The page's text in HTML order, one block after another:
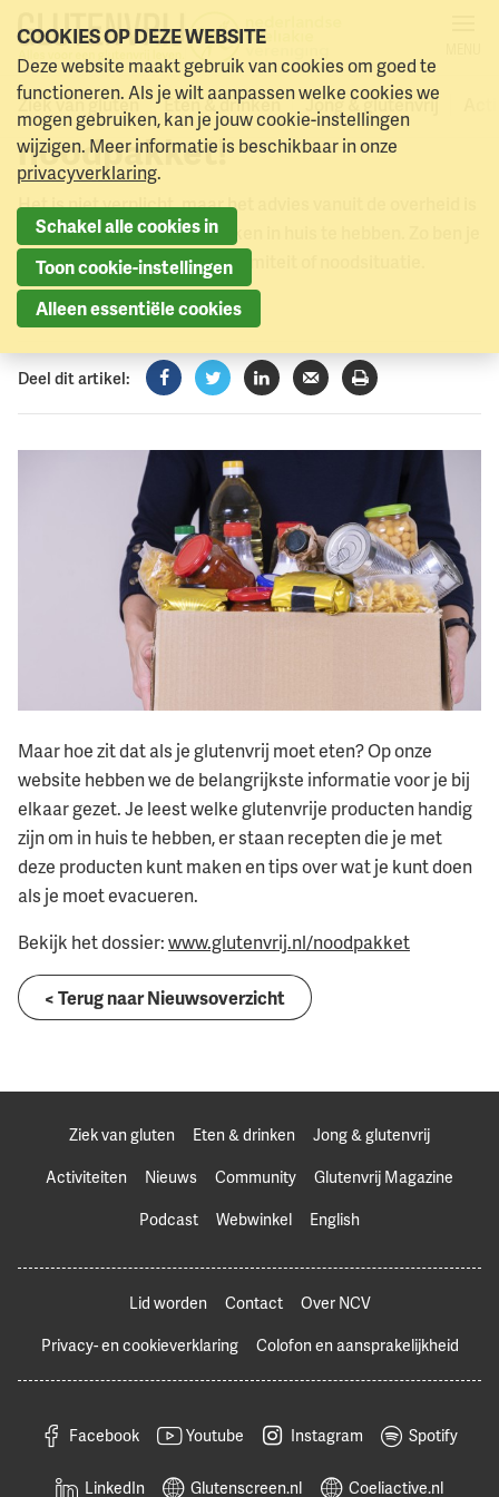
Naar menu Naar hoofdinhoud
Ziek van gluten Eten & drinken Jong & glutenvrij
Nieuw op onze website:
alles over een glutenvrij
noodpakket!
Het is niet verplicht, maar het advies vanuit de overheid is
om voor 72 uur eten en drinken in huis te hebben. Zo ben je
voorbereid op een ramp, calamiteit of noodsituatie.
16 maart 2026
Deel dit artikel:
Facebook
TwitterLinkedInVerzenden
Printen
Maar hoe zit dat als je glutenvrij moet eten? Op onze
website hebben we de belangrijkste informatie voor je bij
elkaar gezet. Je leest welke glutenvrije producten handig
zijn om in huis te hebben, er staan recepten die je met
deze producten kunt maken en tips over wat je kunt doen
als je moet evacueren.
Bekijk het dossier:www.glutenvrij.nl/noodpakket
< Terug naar Nieuwsoverzicht
Ziek van gluten Eten & drinken
Jong & glutenvrij
Activiteiten
Nieuws Community
Glutenvrij Magazine
Podcast
Webwinkel English
Lid worden Contact
Over NCV
Privacy- en cookieverklaring
Colofon en aansprakelijkheid
Facebook Youtube Instagram Spotify
LinkedIn Glutenscreen.nl Coeliactive.nl
COOKIES OP DEZE WEBSITE
Deze website maakt gebruik van cookies om goed te
functioneren. Als je wilt aanpassen welke cookies we
mogen gebruiken, kan je jouw cookie-instellingen
wijzigen. Meer informatie is beschikbaar in onze
privacyverklaring.
Schakel alle cookies in
Toon cookie-instellingen
Alleen essentiële cookies